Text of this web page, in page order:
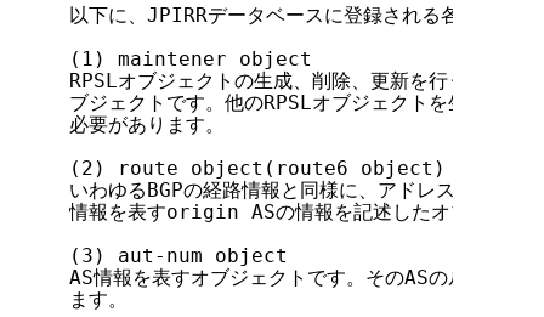
以下に、JPIRRデータベースに登録される各情報の
(1) maintener object
RPSLオブジェクトの生成、削除、更新を行う際に必
ブジェクトです。他のRPSLオブジェクトを生成する
必要があります。
(2) route object(route6 object)
いわゆるBGPの経路情報と同様に、アドレスのプリフ
情報を表すorigin ASの情報を記述したオブジェク
(3) aut-num object
AS情報を表すオブジェクトです。そのASのルーティ
ます。